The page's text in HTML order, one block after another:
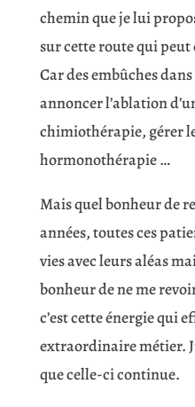
chemin que je lui
sur cette route qui
Car des embûches
annoncer l’ablation
chimiothérapie, gérer
hormonothérapie …
Mais quel bonheur de
années, toutes ces
vies avec leurs aléas
bonheur de ne me
c’est cette énergie qui
extraordinaire métier.
que celle-ci continue.